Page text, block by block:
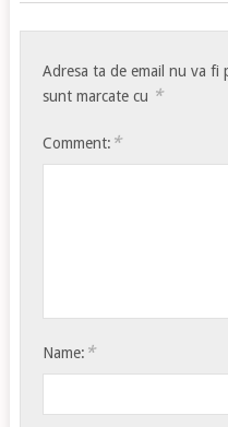
Adresa ta de email nu va fi
sunt marcate cu *
Comment: *
Name: *